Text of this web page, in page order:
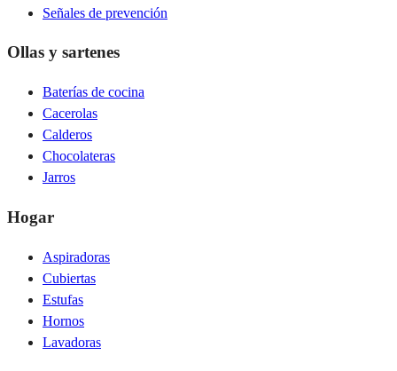
Señales de prevención
Ollas y sartenes
Baterías de cocina
Cacerolas
Calderos
Chocolateras
Jarros
Hogar
Aspiradoras
Cubiertas
Estufas
Hornos
Lavadoras